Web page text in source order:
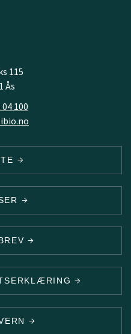
115
Ås
04 100